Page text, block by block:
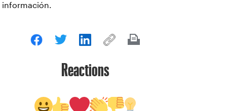
información.
Reactions